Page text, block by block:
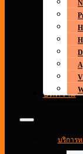
บทความ
บริการ